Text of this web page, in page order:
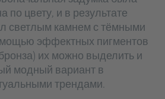
по цвету, и в результате
светлым камнем с тёмными
эффектных пигментов
их можно выделить и
модный вариант в
трендами.